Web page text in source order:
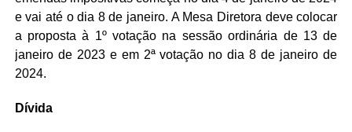
e vai até o dia 8 de janeiro. A Mesa Diretora deve colocar
a proposta à 1º votação na sessão ordinária de 13 de
janeiro de 2023 e em 2ª votação no dia 8 de janeiro de
2024.
Dívida